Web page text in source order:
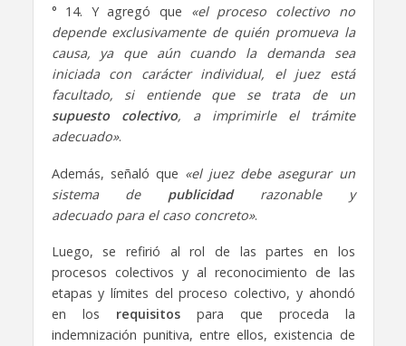
° 14. Y agregó que «el proceso colectivo no
depende exclusivamente de quién promueva la
causa, ya que aún cuando la demanda sea
iniciada con carácter individual, el juez está
facultado, si entiende que se trata de un
supuesto colectivo, a imprimirle el trámite
adecuado».
Además, señaló que «el juez debe asegurar un
sistema depublicidadrazonable y
adecuado para el caso concreto».
Luego, se refirió al rol de las partes en los
procesos colectivos y al reconocimiento de las
etapas y límites del proceso colectivo, y ahondó
en los requisitospara que proceda la
indemnización punitiva, entre ellos, existencia de